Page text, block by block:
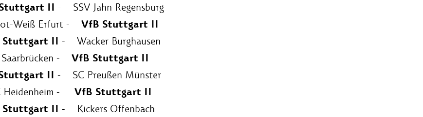
II - SSV Jahn Regensburg
Weiß Erfurt - VfB Stuttgart II
Stuttgart II - Wacker Burghausen
-
VfB Stuttgart II
II - SC Preußen Münster
Heidenheim - VfB Stuttgart II
Stuttgart II - Kickers Offenbach